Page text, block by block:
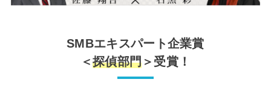
SMBエキスパート企業賞
＜探偵部門 ＞受賞！